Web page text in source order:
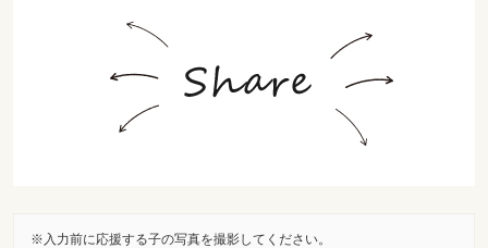
入力前に応援する子の写真を撮影してください。